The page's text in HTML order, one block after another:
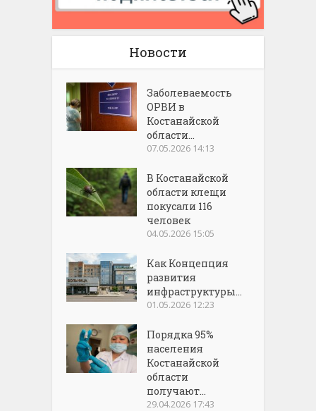
Новости
Заболеваемость
ОРВИ в
Костанайской
области...
07.05.2026 14:13
В Костанайской
области клещи
покусали 116
человек
04.05.2026 15:05
Как Концепция
развития
инфраструктуры...
01.05.2026 12:23
Порядка 95%
населения
Костанайской
области
получают...
29.04.2026 17:43